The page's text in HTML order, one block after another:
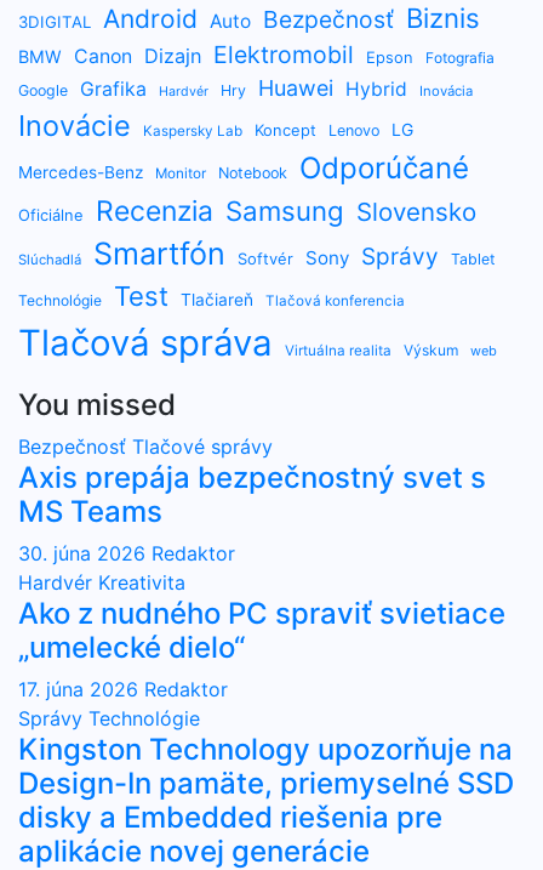
3DIGITAL Android Auto Bezpečnosť Biznis
BMW Canon Dizajn Elektromobil Epson
Fotografia
Google
Grafika Hardvér Hry Huawei Hybrid Inovácia
Inovácie Kaspersky Lab Koncept Lenovo LG
Mercedes-Benz Monitor Notebook Odporúčané
Oficiálne Recenzia Samsung Slovensko
Slúchadlá Smartfón Softvér Sony Správy Tablet
Technológie Test Tlačiareň Tlačová konferencia
Tlačová správa Virtuálna realita Výskum web
You missed
Bezpečnosť Tlačové správy
Axis prepája bezpečnostný svet s
MS Teams
30. júna 2026 Redaktor
Hardvér Kreativita
Ako z nudného PC spraviť svietiace
„umelecké dielo“
17. júna 2026 Redaktor
Správy Technológie
Kingston Technology upozorňuje na
Design-In pamäte, priemyselné SSD
disky a Embedded riešenia pre
aplikácie novej generácie